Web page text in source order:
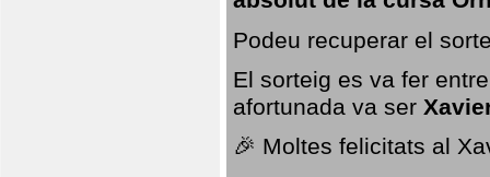
Podeu recuperar el
El sorteig es va fer
afortunada va ser
🎉 Moltes felicitats al